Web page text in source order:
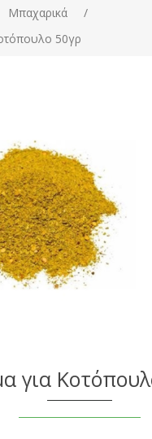
Μπαχαρικά
/
50γρ
για